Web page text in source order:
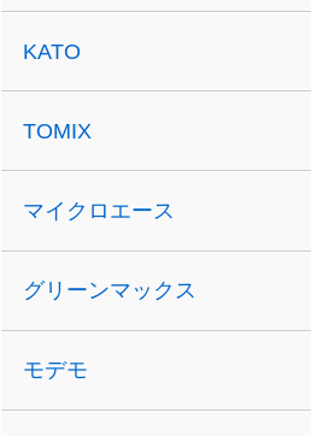
KATO
TOMIX
マイクロエース
グリーンマックス
モデモ